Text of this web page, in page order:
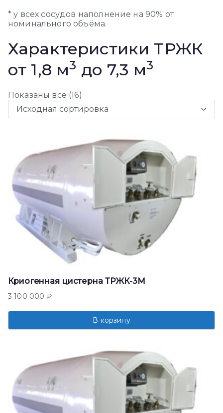
* у всех сосудов наполнение на 90% от
номинального объёма.
Характеристики ТРЖК
от 1,8 м3 до 7,3 м3
Показаны все (16)
Криогенная цистерна ТРЖК-3М
3 100 000 ₽
В корзину